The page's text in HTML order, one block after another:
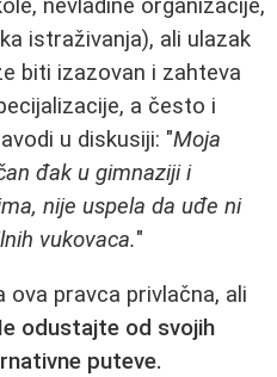
nevladine organizacije,
istraživanja), ali ulazak
biti izazovan i zahteva
a često i
u diskusiji: "Moja
đak u gimnaziji i
nije uspela da uđe ni
vukovaca."
pravca privlačna, ali
odustajte od svojih
puteve.